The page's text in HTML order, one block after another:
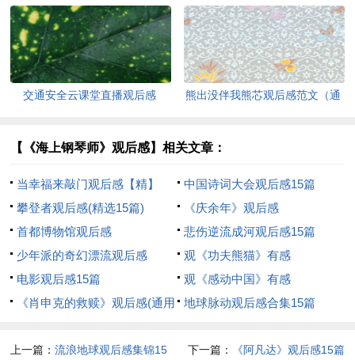
15篇)
交通安全云课堂直播观后感
熊出没伴我熊芯观后感范文（通
【《海上钢琴师》观后感】相关文章：
当幸福来敲门观后感【精】
中国诗词大会观后感15篇
攀登者观后感(精选15篇)
《庆余年》观后感
首都博物馆观后感
悲伤逆流成河观后感15篇
少年派的奇幻漂流观后感
观《功夫熊猫》有感
电影观后感15篇
观《感动中国》有感
《肖申克的救赎》观后感(通用
地球脉动观后感合集15篇
上一篇：流浪地球观后感集锦15 下一篇： 《阿凡达》观后感15篇